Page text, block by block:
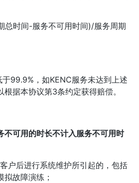
总时间-服务不可用时间)/服务周期
99.9%，如KENC服务未达到上述
据本协议第3条约定获得赔偿。
不可用的时长不计入服务不可用时
客户后进行系统维护所引起的，包括
故障演练；